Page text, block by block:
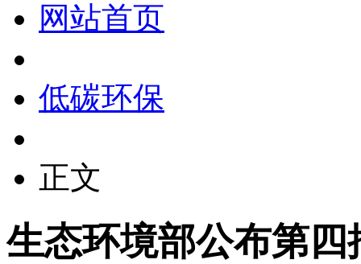
网站首页
低碳环保
正文
生态环境部公布第